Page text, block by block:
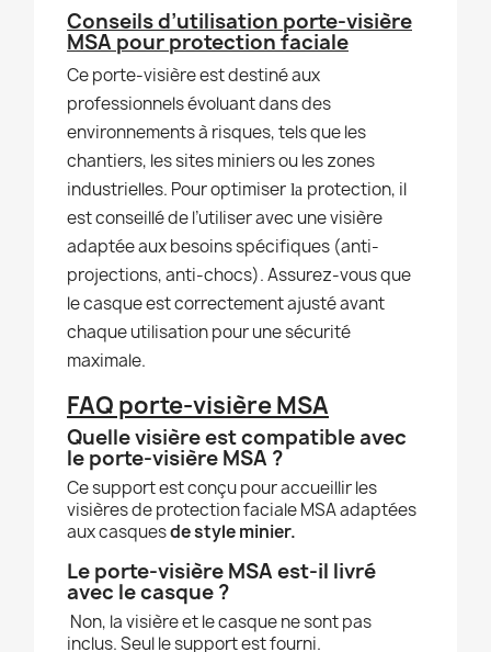
Conseils d’utilisation porte-visière
MSA pour protection faciale
Ce porte-visière est destiné aux
professionnels évoluant dans des
environnements à risques, tels que les
chantiers, les sites miniers ou les zones
industrielles. Pour optimiser la protection, il
est conseillé de l’utiliser avec une visière
adaptée aux besoins spécifiques (anti-
projections, anti-chocs). Assurez-vous que
le casque est correctement ajusté avant
chaque utilisation pour une sécurité
maximale.
FAQ porte-visière MSA
Quelle visière est compatible avec
le porte-visière MSA ?
Ce support est conçu pour accueillir les
visières de protection faciale MSA adaptées
aux casquesde style minier.
Le porte-visière MSA est-il livré
avec le casque ?
Non, la visière et le casque ne sont pas
inclus. Seul le support est fourni.